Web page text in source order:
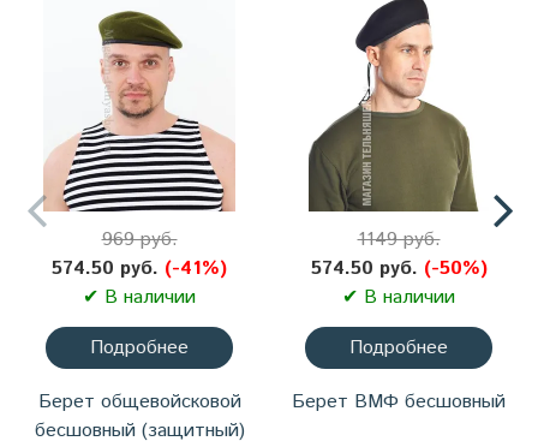
969 руб.
574.50 руб. (-41%)
✔ В наличии
Подробнее
Берет общевойсковой
бесшовный (защитный)
1149 руб.
574.50 руб. (-50%)
✔ В наличии
Подробнее
Берет ВМФ бесшовный